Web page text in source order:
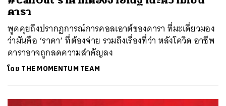
ดารา
พูดคุยถึงปรากฏการณ์การคอลเอาต์ของดารา ที่มะเดี่ยวมอง
ว่ามันคือ ‘ราคา’ ที่ต้องจ่าย รวมถึงเรื่องที่ว่า หลังโควิด อาชีพ
ดาราอาจถูกลดความสำคัญลง
โดย THE MOMENTUM TEAM